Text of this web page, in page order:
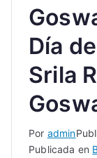
Día
Srila
Por admin
Publicada en